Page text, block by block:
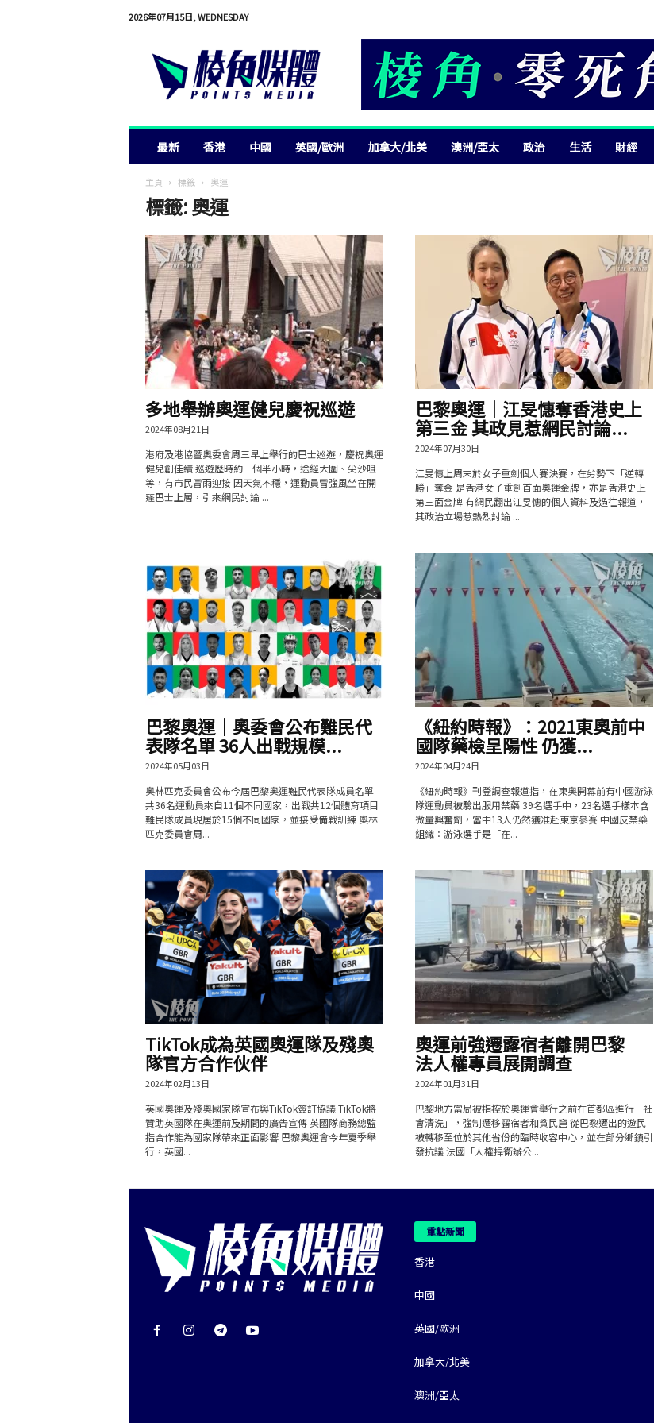
2026年07月15日, WEDNESDAY
最新 香港 中國 英國/歐洲 加拿大/北美 澳洲/亞太 政治 生活 財經
主頁 標籤 奧運
標籤: 奧運
多地舉辦奧運健兒慶祝巡遊
2024年08月21日
港府及港協暨奧委會周三早上舉行的巴士巡遊，慶祝奧運
健兒創佳績 巡遊歷時約一個半小時，途經大圍、尖沙咀
等，有市民冒雨迎接 因天氣不穩，運動員冒強風坐在開
蓬巴士上層，引來網民討論 ...
巴黎奧運｜江旻憓奪香港史上
第三金 其政見惹網民討論...
2024年07月30日
江旻憓上周末於女子重劍個人賽決賽，在劣勢下「逆轉
勝」奪金 是香港女子重劍首面奧運金牌，亦是香港史上
第三面金牌 有網民翻出江旻憓的個人資料及過往報道，
其政治立場惹熱烈討論 ...
巴黎奧運｜奧委會公布難民代
表隊名單 36人出戰規模...
2024年05月03日
奧林匹克委員會公布今屆巴黎奧運難民代表隊成員名單
共36名運動員來自11個不同國家，出戰共12個體育項目
難民隊成員現居於15個不同國家，並接受備戰訓練 奧林
匹克委員會周...
《紐約時報》：2021東奧前中
國隊藥檢呈陽性 仍獲...
2024年04月24日
《紐約時報》刊登調查報道指，在東奧開幕前有中國游泳
隊運動員被驗出服用禁藥 39名選手中，23名選手樣本含
微量興奮劑，當中13人仍然獲准赴東京參賽 中國反禁藥
組織：游泳選手是「在...
TikTok成為英國奧運隊及殘奧
隊官方合作伙伴
2024年02月13日
英國奧運及殘奧國家隊宣布與TikTok簽訂協議 TikTok將
贊助英國隊在奧運前及期間的廣告宣傳 英國隊商務總監
指合作能為國家隊帶來正面影響 巴黎奧運會今年夏季舉
行，英國...
奧運前強遷露宿者離開巴黎
法人權專員展開調查
2024年01月31日
巴黎地方當局被指控於奧運會舉行之前在首都區進行「社
會清洗」，強制遷移露宿者和貧民窟 從巴黎遷出的遊民
被轉移至位於其他省份的臨時收容中心，並在部分鄉鎮引
發抗議 法國「人權捍衛辦公...
重點新聞
香港
中國
英國/歐洲
加拿大/北美
澳洲/亞太